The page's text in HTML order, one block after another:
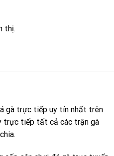
thị.
gà trực tiếp uy tín nhất trên
trực tiếp tất cả các trận gà